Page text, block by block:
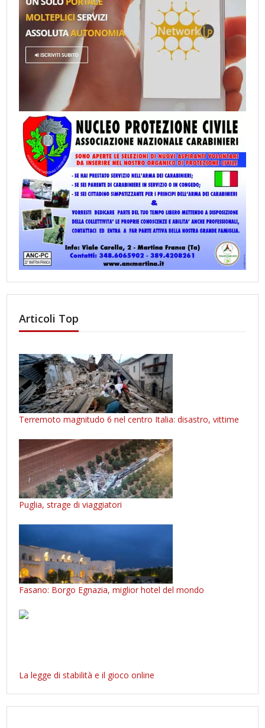
Articoli Top
Terremoto magnitudo 6 nel centro Italia: disastro, vittime
Puglia, strage di viaggiatori
Fasano: Borgo Egnazia, miglior hotel del mondo
La legge di stabilità e il gioco online